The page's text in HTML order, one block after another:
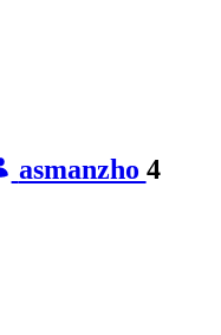
asmanzho 4